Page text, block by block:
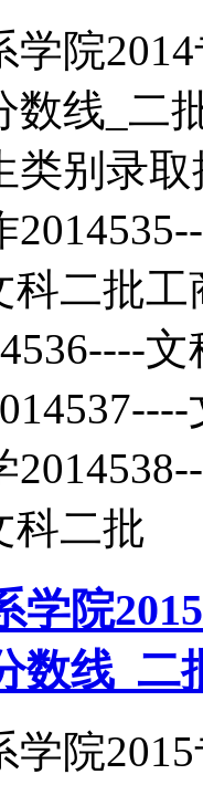
学院
数线_二
类别录
科二批
科二批
学院
数线_二
学院